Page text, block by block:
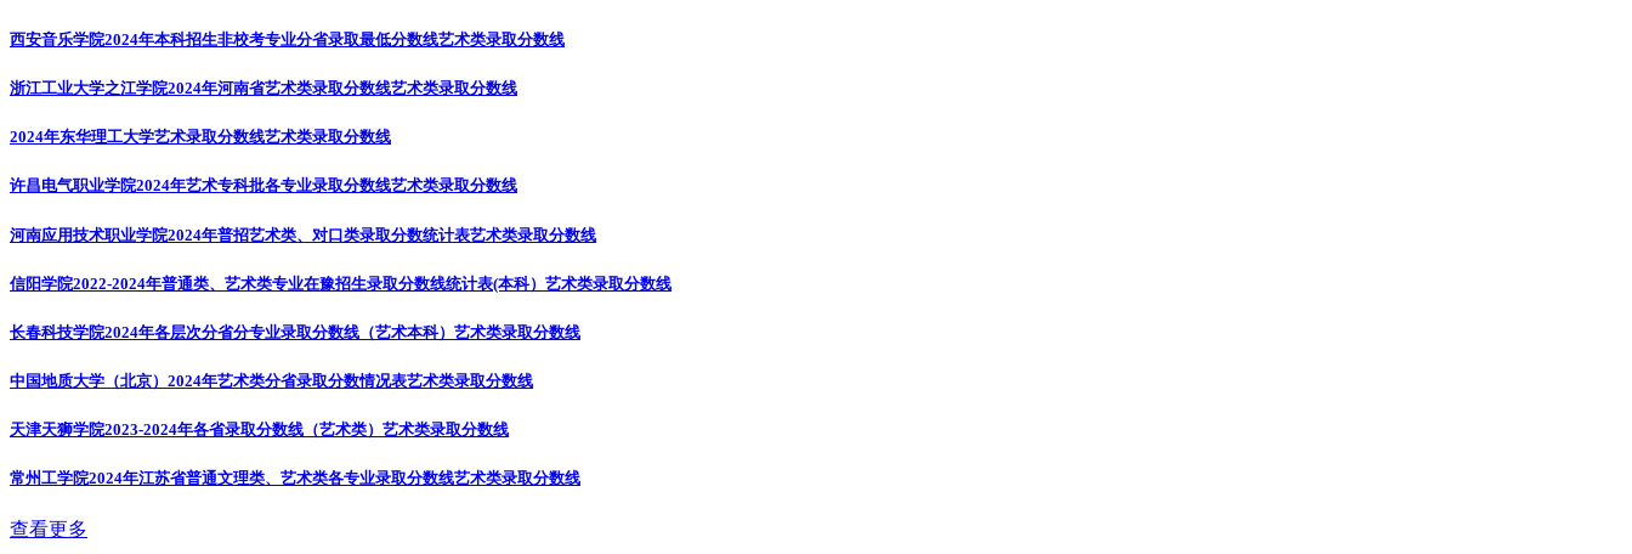
西安音乐学院2024年本科招生非校考专业分省录取最低分数线艺术类录取分数线
浙江工业大学之江学院2024年河南省艺术类录取分数线艺术类录取分数线
2024年东华理工大学艺术录取分数线艺术类录取分数线
许昌电气职业学院2024年艺术专科批各专业录取分数线艺术类录取分数线
河南应用技术职业学院2024年普招艺术类、对口类录取分数统计表艺术类录取分数线
信阳学院2022-2024年普通类、艺术类专业在豫招生录取分数线统计表(本科） 艺术类录取分数线
长春科技学院2024年各层次分省分专业录取分数线（艺术本科） 艺术类录取分数线
中国地质大学（北京）2024年艺术类分省录取分数情况表艺术类录取分数线
天津天狮学院2023-2024年各省录取分数线（艺术类） 艺术类录取分数线
常州工学院2024年江苏省普通文理类、艺术类各专业录取分数线艺术类录取分数线
查看更多